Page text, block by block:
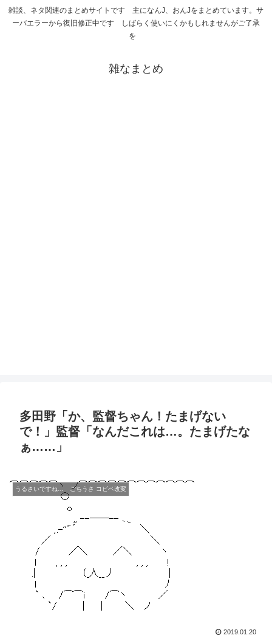
雑談、ネタ関連のまとめサイトです 主になんJ、おんJをまとめています。サ
ーバエラーから復旧修正中です しばらく使いにくかもしれませんがご了承
を
雑なまとめ
多田野「か、監督ちゃん！たまげない
で！」監督「なんだこれは…。たまげたな
ぁ……」
うるさいですね… ごちうさ コピペ改変
2019.01.20